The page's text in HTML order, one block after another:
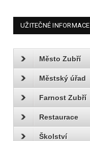
UŽITEČNÉ INFORMACE
Město Zubří
Městský úřad
Farnost Zubří
Restaurace
Školství